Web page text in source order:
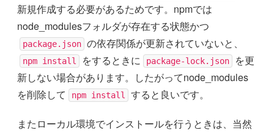
新規作成する必要があるためです。npmでは
node_modulesフォルダが存在する状態かつ
package.json の依存関係が更新されていないと、
npm install をするときに package-lock.json
を更
新しない場合があります。したがってnode_modules
を削除して
npm install すると良いです。
またローカル環境でインストールを行うときは、当然